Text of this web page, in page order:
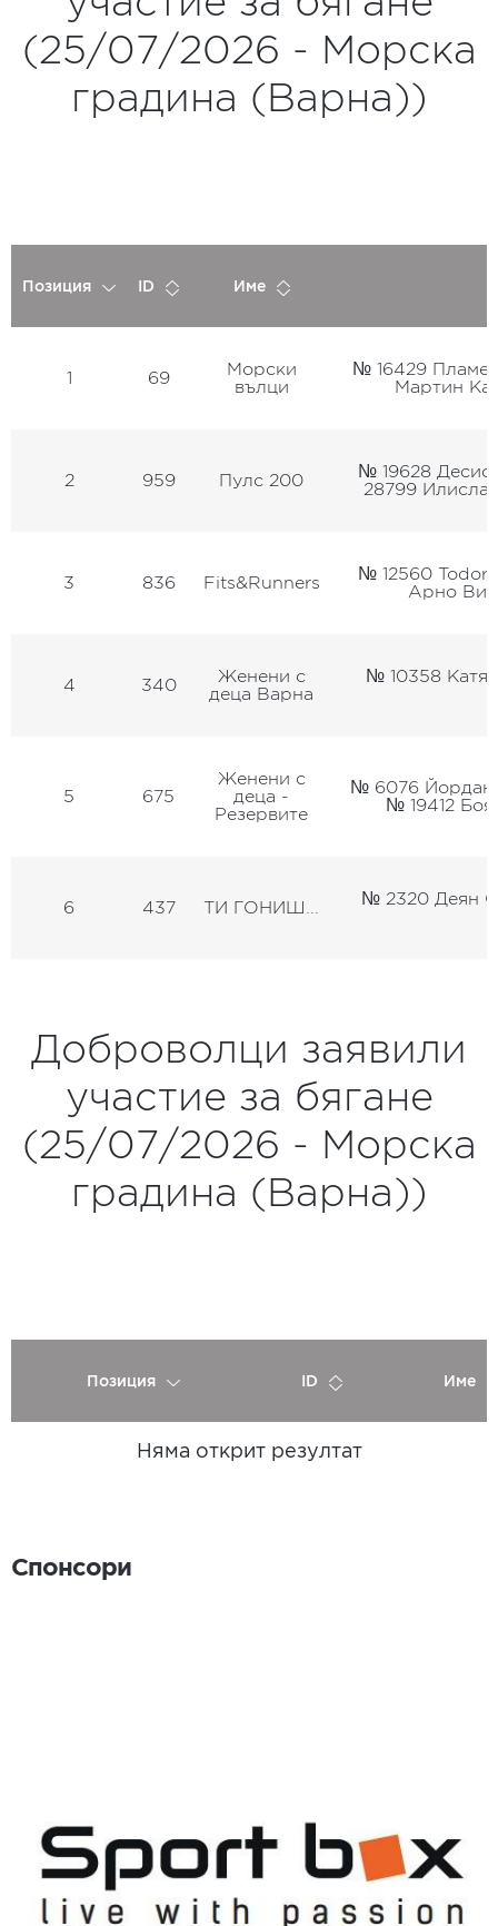
(25/07/2026 - Морска
градина (Варна))
Позиция ID Име
1 69
Морски
вълци
№ 16429
Мартин
2 959 Пулс 200
№ 19628
28799
3 836 Fits&Runners
№ 12560
Арно
4 340
Женени с
деца Варна
№ 10358 Катя
5 675
Женени с
деца -
Резервите
№ 6076 Йордан
№ 19412
6 437 ТИ ГОНИШ... № 2320 Деян
Доброволци заявили
участие за бягане
(25/07/2026 - Морска
градина (Варна))
Позиция ID Име
Няма открит резултат
Спонсори